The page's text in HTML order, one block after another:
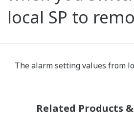
local SP to
The alarm setting values from
Related Products